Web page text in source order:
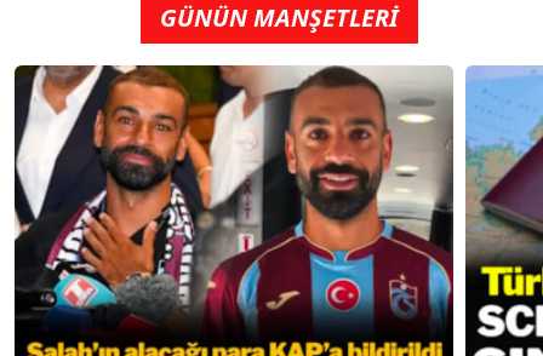
GÜNÜN MANŞETLERİ